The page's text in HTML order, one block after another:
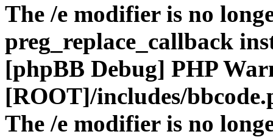
The /e modifier is no
preg_replace_callback
[phpBB Debug] PHP
[ROOT]/includes/
The /e modifier is no